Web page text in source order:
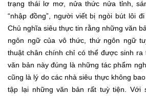
trạng thái lơ mơ, nửa thức nửa tỉnh,
“nhập đồng”, người viết bị ngòi bút lôi đi
Chủ nghĩa siêu thực tin rằng những văn
ngôn ngữ của vô thức, thứ ngôn ngữ
thuật chân chính chỉ có thể được sinh
văn bản này đúng là những tác phẩm
cũng là lý do các nhà siêu thực không
tập lại những văn bản rất tuỳ tiện. Với